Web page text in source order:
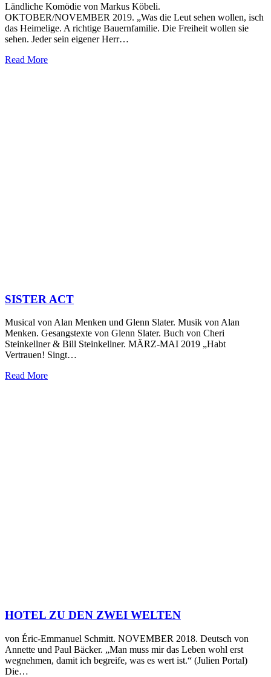
Ländliche Komödie von Markus Köbeli.
OKTOBER/NOVEMBER 2019. „Was die Leut sehen wollen, isch
das Heimelige. A richtige Bauernfamilie. Die Freiheit wollen sie
sehen. Jeder sein eigener Herr…
Read More
SISTER ACT
Musical von Alan Menken und Glenn Slater. Musik von Alan
Menken. Gesangstexte von Glenn Slater. Buch von Cheri
Steinkellner & Bill Steinkellner. MÄRZ-MAI 2019 „Habt
Vertrauen! Singt…
Read More
HOTEL ZU DEN ZWEI WELTEN
von Éric-Emmanuel Schmitt. NOVEMBER 2018. Deutsch von
Annette und Paul Bäcker. „Man muss mir das Leben wohl erst
wegnehmen, damit ich begreife, was es wert ist.“ (Julien Portal)
Die…